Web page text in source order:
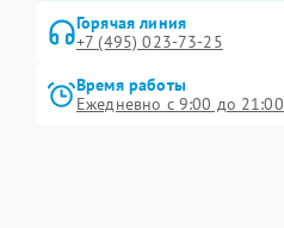
Горячая линия
+7 (495) 023-73-25
Время работы
Ежедневно с 9:00 до 21:00